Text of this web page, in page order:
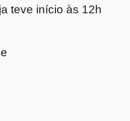
teve início às 12h